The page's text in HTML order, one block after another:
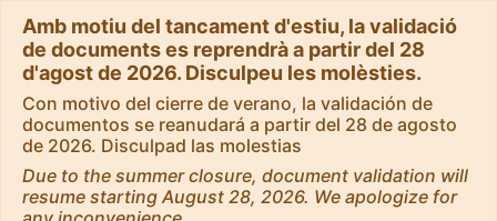
Amb motiu del tancament d'estiu, la validació
de documents es reprendrà a partir del 28
d'agost de 2026. Disculpeu les molèsties.
Con motivo del cierre de verano, la validación de
documentos se reanudará a partir del 28 de agosto
de 2026. Disculpad las molestias
Due to the summer closure, document validation will
resume starting August 28, 2026. We apologize for